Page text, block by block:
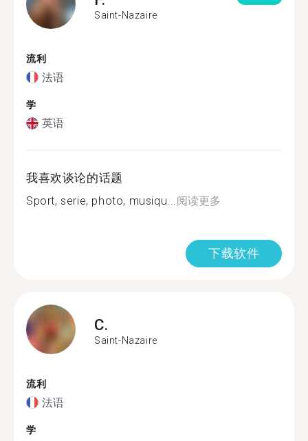
Saint-Nazaire
流利
法语
学
英语
我喜欢谈论的话题
Sport, serie, photo, musiqu...阅读更多
下载软件
C.
Saint-Nazaire
流利
法语
学